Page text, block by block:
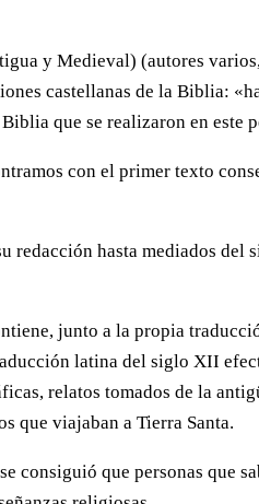
y Medieval) (autores
castellanas de la Biblia:
que se realizaron en este
con el primer texto
redacción hasta mediados
junto a la propia
latina del siglo XII
relatos tomados de la
que viajaban a Tierra Santa.
consiguió que personas que